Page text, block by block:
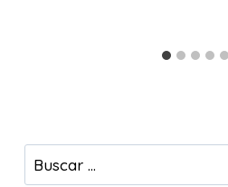
Buscar: